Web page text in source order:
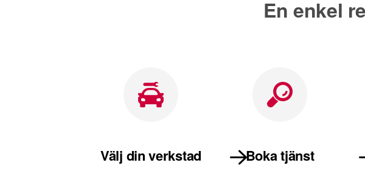
En enkel
Välj din verkstad Boka tjänst